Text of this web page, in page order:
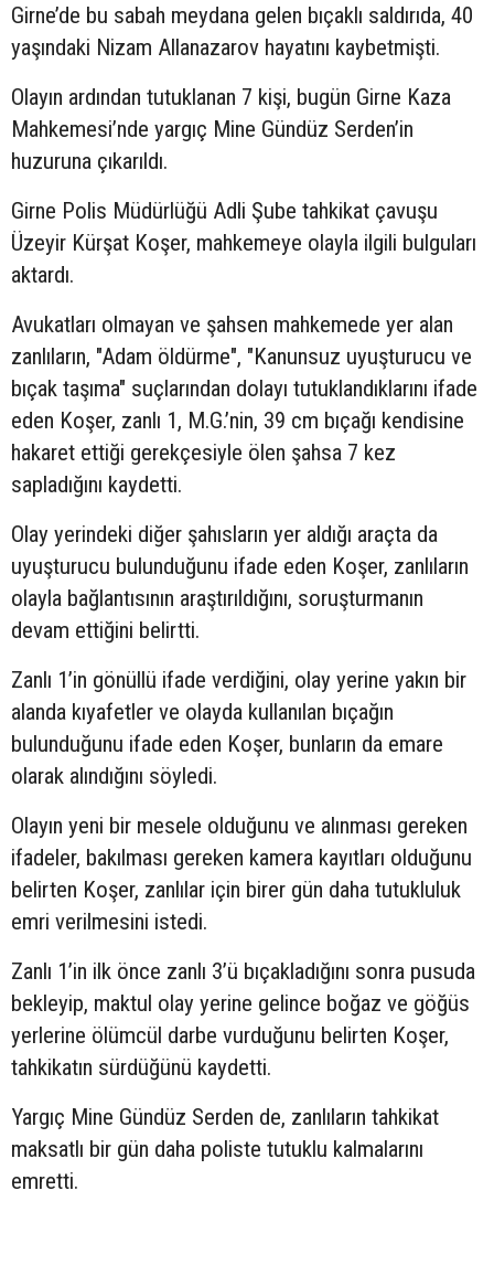
Girne’de bu sabah meydana gelen bıçaklı saldırıda, 40
yaşındaki Nizam Allanazarov hayatını kaybetmişti.
Olayın ardından tutuklanan 7 kişi, bugün Girne Kaza
Mahkemesi’nde yargıç Mine Gündüz Serden’in
huzuruna çıkarıldı.
Girne Polis Müdürlüğü Adli Şube tahkikat çavuşu
Üzeyir Kürşat Koşer, mahkemeye olayla ilgili bulguları
aktardı.
Avukatları olmayan ve şahsen mahkemede yer alan
zanlıların, "Adam öldürme", "Kanunsuz uyuşturucu ve
bıçak taşıma" suçlarından dolayı tutuklandıklarını ifade
eden Koşer, zanlı 1, M.G.’nin, 39 cm bıçağı kendisine
hakaret ettiği gerekçesiyle ölen şahsa 7 kez
sapladığını kaydetti.
Olay yerindeki diğer şahısların yer aldığı araçta da
uyuşturucu bulunduğunu ifade eden Koşer, zanlıların
olayla bağlantısının araştırıldığını, soruşturmanın
devam ettiğini belirtti.
Zanlı 1’in gönüllü ifade verdiğini, olay yerine yakın bir
alanda kıyafetler ve olayda kullanılan bıçağın
bulunduğunu ifade eden Koşer, bunların da emare
olarak alındığını söyledi.
Olayın yeni bir mesele olduğunu ve alınması gereken
ifadeler, bakılması gereken kamera kayıtları olduğunu
belirten Koşer, zanlılar için birer gün daha tutukluluk
emri verilmesini istedi.
Zanlı 1’in ilk önce zanlı 3’ü bıçakladığını sonra pusuda
bekleyip, maktul olay yerine gelince boğaz ve göğüs
yerlerine ölümcül darbe vurduğunu belirten Koşer,
tahkikatın sürdüğünü kaydetti.
Yargıç Mine Gündüz Serden de, zanlıların tahkikat
maksatlı bir gün daha poliste tutuklu kalmalarını
emretti.